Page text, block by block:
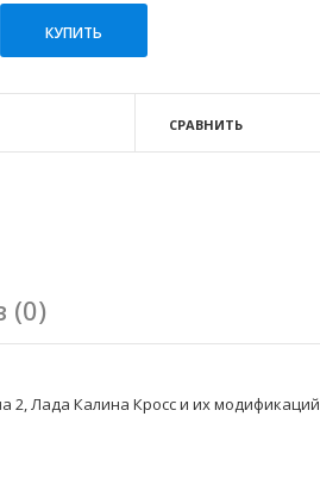
СРАВНИТЬ
(0)
2, Лада Калина Кросс и их модификаций